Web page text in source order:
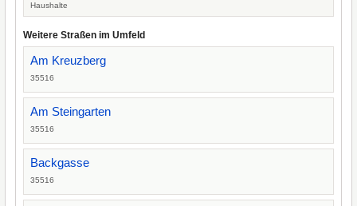
Haushalte
Weitere Straßen im Umfeld
Am Kreuzberg
35516
Am Steingarten
35516
Backgasse
35516